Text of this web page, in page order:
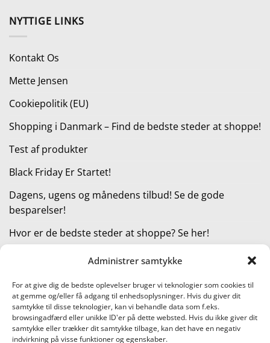
Administrer samtykke
For at give dig de bedste oplevelser bruger vi teknologier som cookies til
at gemme og/eller få adgang til enhedsoplysninger. Hvis du giver dit
samtykke til disse teknologier, kan vi behandle data som f.eks.
browsingadfærd eller unikke ID'er på dette websted. Hvis du ikke giver dit
samtykke eller trækker dit samtykke tilbage, kan det have en negativ
indvirkning på visse funktioner og egenskaber.
NYTTIGE LINKS
Kontakt Os
Mette Jensen
Cookiepolitik (EU)
Shopping i Danmark – Find de bedste steder at shoppe!
Test af produkter
Black Friday Er Startet!
Dagens, ugens og månedens tilbud! Se de gode
besparelser!
Hvor er de bedste steder at shoppe? Se her!
Kategorier